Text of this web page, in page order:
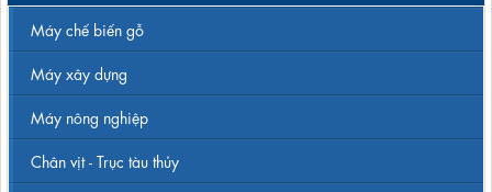
Máy chế biến gỗ
Máy xây dựng
Máy nông nghiệp
Chân vịt - Trục tàu thủy